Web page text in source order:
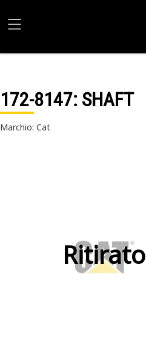
172-8147: SHAFT
Marchio: Cat
Ritirato